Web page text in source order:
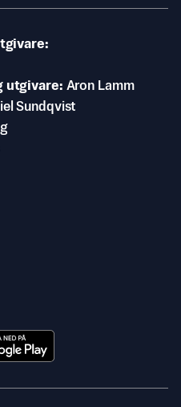
utgivare Aron Lamm
Sundqvist